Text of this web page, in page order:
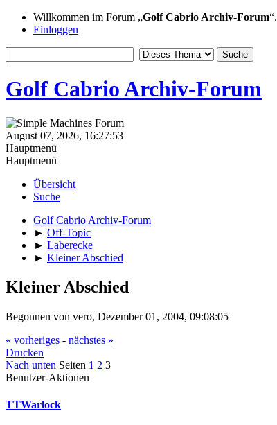
Willkommen im Forum „Golf Cabrio Archiv-Forum“.
Einloggen
Golf Cabrio Archiv-Forum
August 07, 2026, 16:27:53
Hauptmenü
Hauptmenü
Übersicht
Suche
Golf Cabrio Archiv-Forum
► Off-Topic
► Laberecke
► Kleiner Abschied
Kleiner Abschied
Begonnen von vero, Dezember 01, 2004, 09:08:05
« vorheriges - nächstes »
Drucken
Nach unten Seiten 1 2 3
Benutzer-Aktionen
TTWarlock